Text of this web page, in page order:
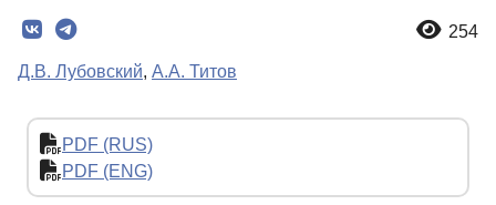
254
Д.В. Лубовский, А.А. Титов
PDF (RUS)
PDF (ENG)